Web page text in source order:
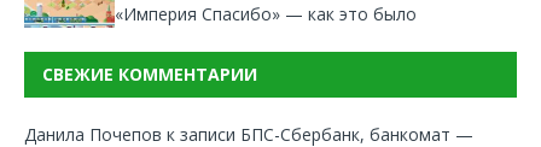
«Империя Спасибо» — как это было
СВЕЖИЕ КОММЕНТАРИИ
Данила Почепов к записи БПС-Сбербанк, банкомат —